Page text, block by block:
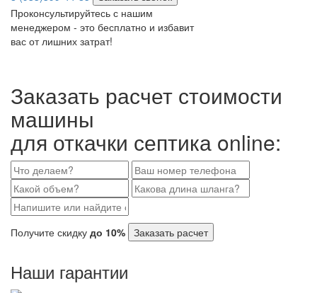
Проконсультируйтесь с нашим
менеджером - это бесплатно и избавит
вас от лишних затрат!
Заказать расчет стоимости
машины
для откачки септика online:
Получите скидку до 10% Заказать расчет
Наши гарантии